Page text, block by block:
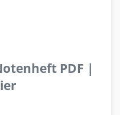
PDF |